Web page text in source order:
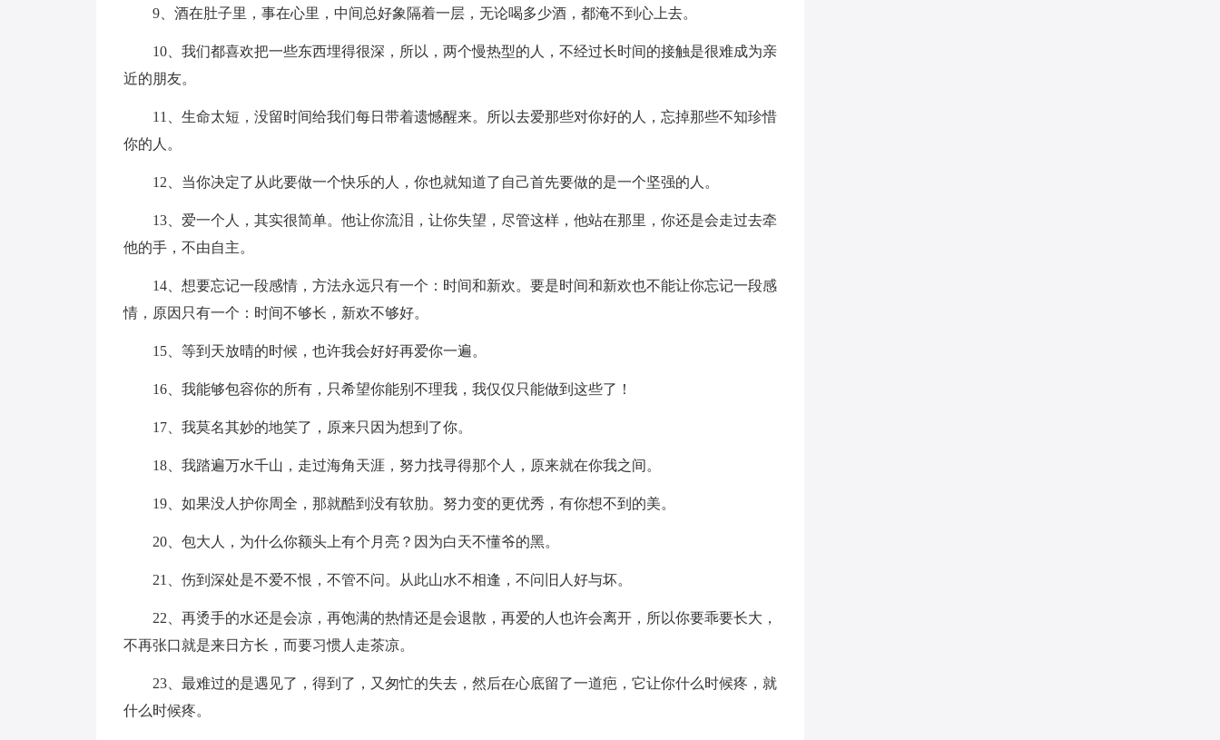
9、酒在肚子里，事在心里，中间总好象隔着一层，无论喝多少酒，都淹不到心上去。
10、我们都喜欢把一些东西埋得很深，所以，两个慢热型的人，不经过长时间的接触是很难成为亲
近的朋友。
11、生命太短，没留时间给我们每日带着遗憾醒来。所以去爱那些对你好的人，忘掉那些不知珍惜
你的人。
12、当你决定了从此要做一个快乐的人，你也就知道了自己首先要做的是一个坚强的人。
13、爱一个人，其实很简单。他让你流泪，让你失望，尽管这样，他站在那里，你还是会走过去牵
他的手，不由自主。
14、想要忘记一段感情，方法永远只有一个：时间和新欢。要是时间和新欢也不能让你忘记一段感
情，原因只有一个：时间不够长，新欢不够好。
15、等到天放晴的时候，也许我会好好再爱你一遍。
16、我能够包容你的所有，只希望你能别不理我，我仅仅只能做到这些了！
17、我莫名其妙的地笑了，原来只因为想到了你。
18、我踏遍万水千山，走过海角天涯，努力找寻得那个人，原来就在你我之间。
19、如果没人护你周全，那就酷到没有软肋。努力变的更优秀，有你想不到的美。
20、包大人，为什么你额头上有个月亮？因为白天不懂爷的黑。
21、伤到深处是不爱不恨，不管不问。从此山水不相逢，不问旧人好与坏。
22、再烫手的水还是会凉，再饱满的热情还是会退散，再爱的人也许会离开，所以你要乖要长大，
不再张口就是来日方长，而要习惯人走茶凉。
23、最难过的是遇见了，得到了，又匆忙的失去，然后在心底留了一道疤，它让你什么时候疼，就
什么时候疼。